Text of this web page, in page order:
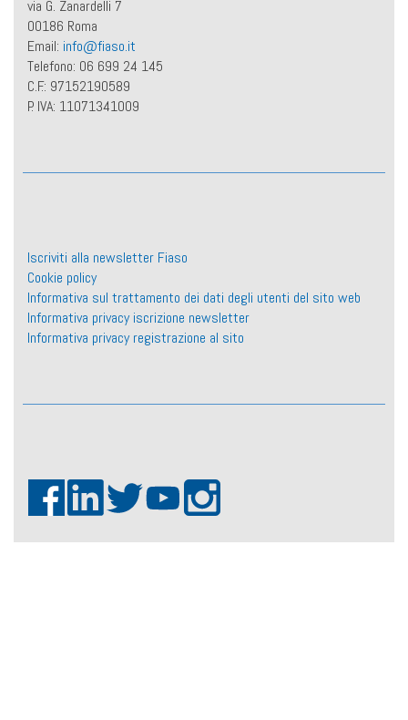
via G. Zanardelli 7
00186 Roma
Email: info@fiaso.it
Telefono: 06 699 24 145
C.F.: 97152190589
P. IVA: 11071341009
Iscriviti alla newsletter Fiaso
Cookie policy
Informativa sul trattamento dei dati degli utenti del sito web
Informativa privacy iscrizione newsletter
Informativa privacy registrazione al sito